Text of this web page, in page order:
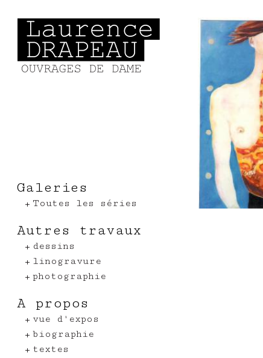
Galeries
Toutes les séries
Autres travaux
dessins
linogravure
photographie
A propos
vue d'expos
biographie
textes